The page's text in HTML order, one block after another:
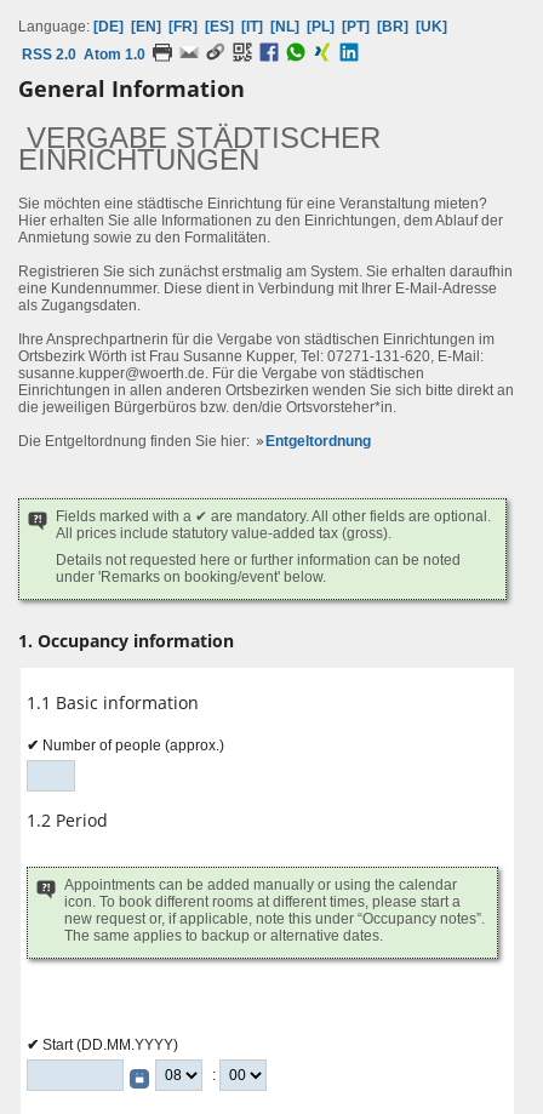
Language: [DE] [EN] [FR] [ES] [IT] [NL] [PL] [PT] [BR]
[UK]
RSS 2.0 Atom 1.0
General Information
VERGABE STÄDTISCHER
EINRICHTUNGEN
Sie möchten eine städtische Einrichtung für eine Veranstaltung mieten?
Hier erhalten Sie alle Informationen zu den Einrichtungen, dem Ablauf der
Anmietung sowie zu den Formalitäten.
Registrieren Sie sich zunächst erstmalig am System. Sie erhalten daraufhin
eine Kundennummer. Diese dient in Verbindung mit Ihrer E-Mail-Adresse
als Zugangsdaten.
Ihre Ansprechpartnerin für die Vergabe von städtischen Einrichtungen im
Ortsbezirk Wörth ist Frau Susanne Kupper, Tel: 07271-131-620, E-Mail:
susanne.kupper@woerth.de. Für die Vergabe von städtischen
Einrichtungen in allen anderen Ortsbezirken wenden Sie sich bitte direkt an
die jeweiligen Bürgerbüros bzw. den/die Ortsvorsteher*in.
Die Entgeltordnung finden Sie hier:
Entgeltordnung
Fields marked with a ✔ are mandatory. All other fields are optional.
All prices include statutory value-added tax (gross).
Details not requested here or further information can be noted
under 'Remarks on booking/event' below.
1. Occupancy information
1.1 Basic information
Number of people (approx.)
1.2 Period
Appointments can be added manually or using the calendar
icon. To book different rooms at different times, please start a
new request or, if applicable, note this under “Occupancy notes”.
The same applies to backup or alternative dates.
Start (DD.MM.YYYY)
: